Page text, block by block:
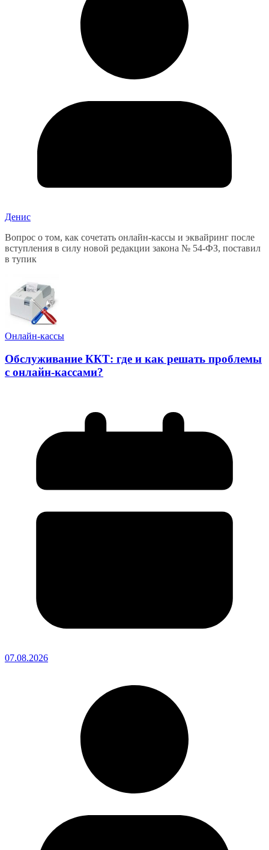
Денис
Вопрос о том, как сочетать онлайн-кассы и эквайринг после
вступления в силу новой редакции закона № 54-ФЗ, поставил
в тупик
Онлайн-кассы
Обслуживание ККТ: где и как решать проблемы
с онлайн-кассами?
07.08.2026